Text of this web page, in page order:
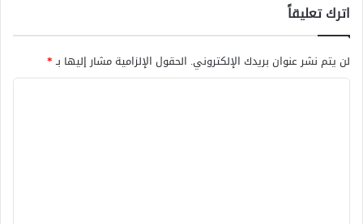
اترك تعليقاً
لن يتم نشر عنوان بريدك الإلكتروني. الحقول الإلزامية مشار إليها بـ*